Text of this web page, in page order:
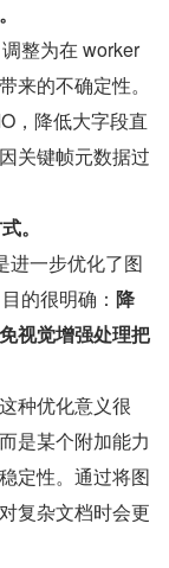
整为在 worker
来的不确定性。
，降低大字段直
关键帧元数据过
。
进一步优化了图
的很明确： 降
视觉增强处理把
种优化意义很
是某个附加能力
定性。通过将图
复杂文档时会更